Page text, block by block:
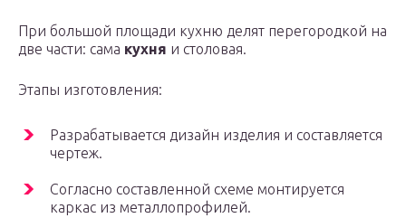
При большой площади кухню делят перегородкой на
две части: сама кухня и столовая.
Этапы изготовления:
Разрабатывается дизайн изделия и составляется
чертеж.
Согласно составленной схеме монтируется
каркас из металлопрофилей.